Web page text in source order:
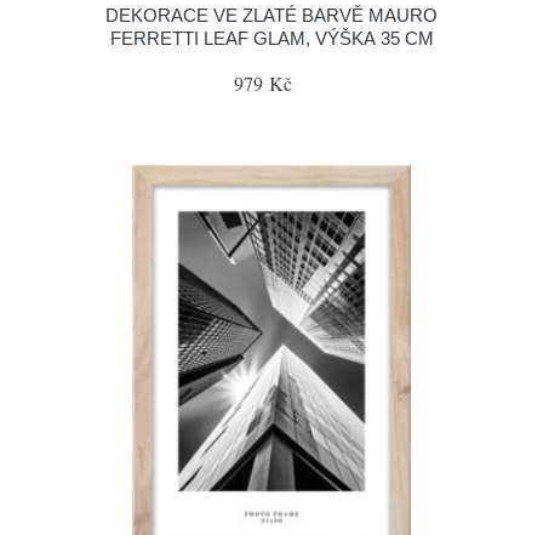
DEKORACE VE ZLATÉ BARVĚ MAURO
FERRETTI LEAF GLAM, VÝŠKA 35 CM
979 Kč